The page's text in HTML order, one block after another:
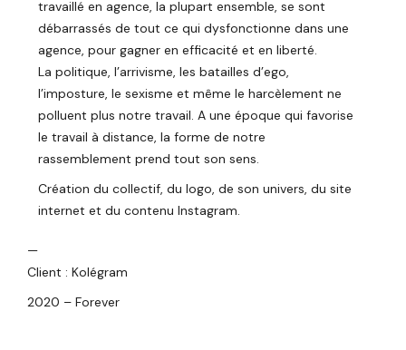
travaillé en agence, la plupart ensemble, se sont
débarrassés de tout ce qui dysfonctionne dans une
agence, pour gagner en efficacité et en liberté.
La politique, l’arrivisme, les batailles d’ego,
l’imposture, le sexisme et même le harcèlement ne
polluent plus notre travail. A une époque qui favorise
le travail à distance, la forme de notre
rassemblement prend tout son sens.
Création du collectif, du logo, de son univers, du site
internet et du contenu Instagram.
—
Client : Kolégram
2020 – Forever